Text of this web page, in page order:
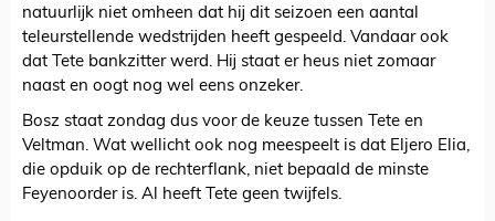
natuurlijk niet omheen dat hij dit seizoen een aantal
teleurstellende wedstrijden heeft gespeeld. Vandaar ook
dat Tete bankzitter werd. Hij staat er heus niet zomaar
naast en oogt nog wel eens onzeker.
Bosz staat zondag dus voor de keuze tussen Tete en
Veltman. Wat wellicht ook nog meespeelt is dat Eljero Elia,
die opduik op de rechterflank, niet bepaald de minste
Feyenoorder is. Al heeft Tete geen twijfels.